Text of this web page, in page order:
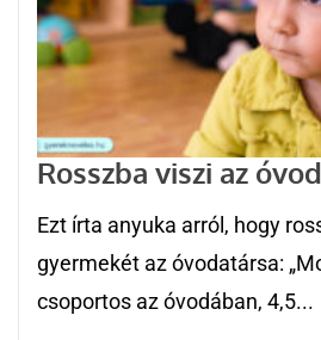
Rosszba viszi az
Ezt írta anyuka arról, hogy
gyermekét az óvodatársa:
csoportos az óvodában, 4,5...